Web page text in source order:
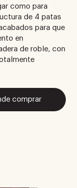
como para
de 4 patas
para que
en
de roble, con
comprar